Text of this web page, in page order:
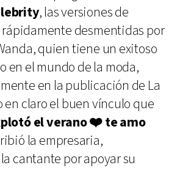
, las versiones de
desmentidas por
quien tiene un exitoso
en el mundo de la moda,
en la publicación de La
claro el buen vínculo que
el verano❤️te amo
la empresaria,
cantante por apoyar su